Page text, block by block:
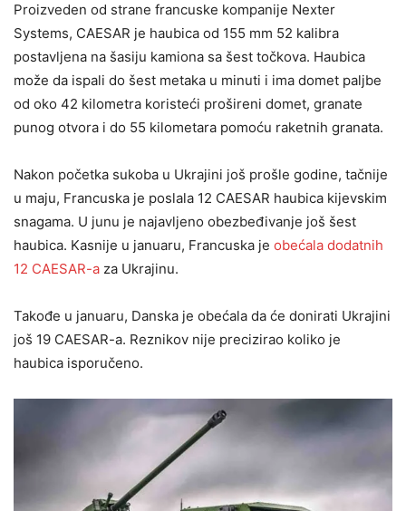
Proizveden od strane francuske kompanije Nexter
Systems, CAESAR je haubica od 155 mm 52 kalibra
postavljena na šasiju kamiona sa šest točkova. Haubica
može da ispali do šest metaka u minuti i ima domet paljbe
od oko 42 kilometra koristeći prošireni domet, granate
punog otvora i do 55 kilometara pomoću raketnih granata.
Nakon početka sukoba u Ukrajini još prošle godine, tačnije
u maju, Francuska je poslala 12 CAESAR haubica kijevskim
snagama. U junu je najavljeno obezbeđivanje još šest
haubica. Kasnije u januaru, Francuska je obećala dodatnih
12 CAESAR-a za Ukrajinu.
Takođe u januaru, Danska je obećala da će donirati Ukrajini
još 19 CAESAR-a. Reznikov nije precizirao koliko je
haubica isporučeno.